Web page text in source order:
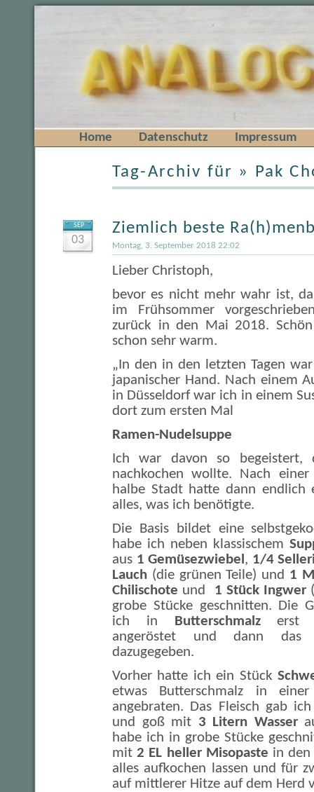
Home Datenschutz Impressum
Tag-Archiv für » Pak
SEP
03
Ziemlich beste
Montag, 3. September 2018 22:02
Lieber Christoph,
bevor es nicht mehr wahr ist,
im Frühsommer
zurück in den Mai 2018. Schön
schon sehr warm.
„In den in den letzten Tagen
japanischer Hand. Nach einem
in Düsseldorf war ich in einem
dort zum ersten Mal
Ramen-Nudelsuppe
Ich war davon so begeistert,
nachkochen wollte. Nach
halbe Stadt hatte dann endlich
alles, was ich benötigte.
Die Basis bildet eine
habe ich neben klassischem
aus 1 Gemüsezwiebel , 1/4
Lauch (die grünen Teile) und 1
Chilischote und 1 Stück Ingwer
grobe Stücke geschnitten. Die
ich in
Butterschmalzerst
angeröstet und dann das
dazugegeben.
Vorher hatte ich ein Stück
etwas Butterschmalz in
angebraten. Das Fleisch gab
und goß mit 3 Litern Wasser
habe ich in grobe Stücke
mit2 EL heller Misopaste in den
alles aufkochen lassen und für
auf mittlerer Hitze auf dem Herd